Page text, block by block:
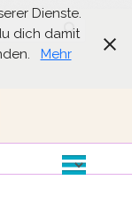
Dienste.
dich damit
Mehr